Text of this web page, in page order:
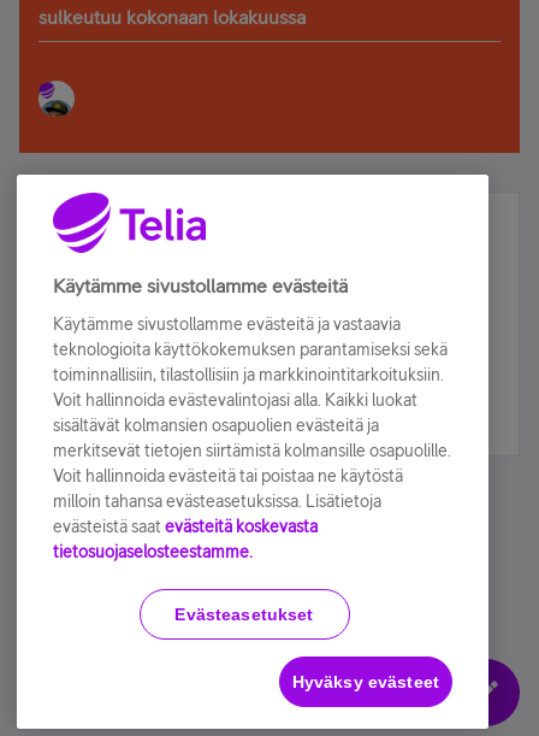
sulkeutuu kokonaan lokakuussa
Älä jää paitsi – osallistu ja voita!
Tilaa Telian uutiskirje ja olet mukana arvonnassa.
sähköpostiisi.
Tilaa nyt
Käyttöehdot Accessibility statement
Evästeasetukset
Käytämme sivustollamme evästeitä
Käytämme sivustollamme evästeitä ja vastaavia
teknologioita käyttökokemuksen parantamiseksi sekä
toiminnallisiin, tilastollisiin ja markkinointitarkoituksiin.
Voit hallinnoida evästevalintojasi alla. Kaikki luokat
sisältävät kolmansien osapuolien evästeitä ja
merkitsevät tietojen siirtämistä kolmansille osapuolille.
Voit hallinnoida evästeitä tai poistaa ne käytöstä
milloin tahansa evästeasetuksissa. Lisätietoja
evästeistä saat evästeitä koskevasta
tietosuojaselosteestamme.
Evästeasetukset
Hyväksy evästeet